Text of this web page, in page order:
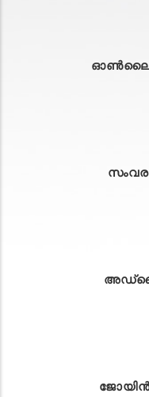
ഓൺലൈൻ